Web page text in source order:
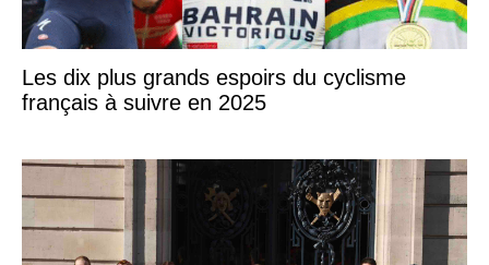
Les dix plus grands espoirs du cyclisme
français à suivre en 2025